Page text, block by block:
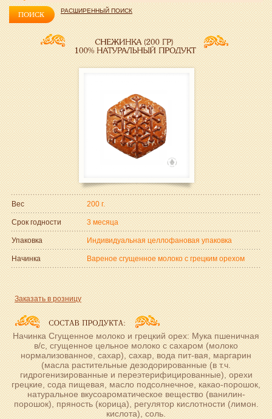
РАСШИРЕННЫЙ ПОИСК
Вес 200 г.
Срок годности 3 месяца
Упаковка Индивидуальная целлофановая упаковка
Начинка Вареное сгущенное молоко с грецким орехом
Заказать в розницу
Начинка Сгущенное молоко и грецкий орех: Мука пшеничная
в/с, сгущенное цельное молоко с сахаром (молоко
нормализованное, сахар), сахар, вода пит-вая, маргарин
(масла растительные дезодорированные (в т.ч.
гидрогенизированные и переэтерифицированные), орехи
грецкие, сода пищевая, масло подсолнечное, какао-порошок,
натуральное вкусоароматическое вещество (ванилин-
порошок), пряность (корица), регулятор кислотности (лимон.
кислота), соль.